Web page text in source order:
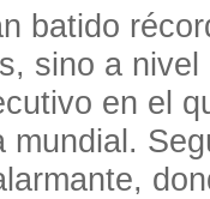
batido
sino a
en el
mundial.